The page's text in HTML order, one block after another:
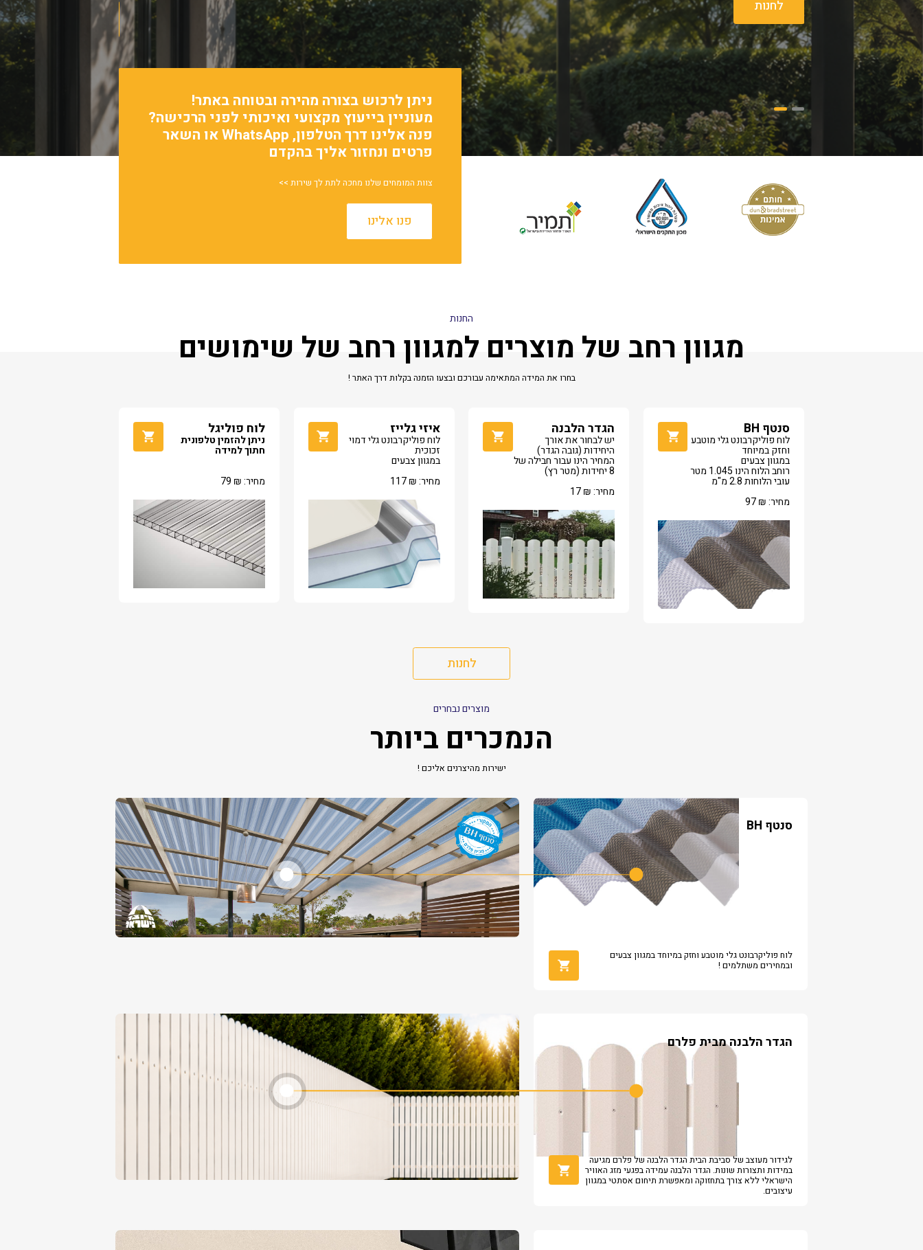
לחנות
לחנות
ניתן לרכוש בצורה מהירה ובטוחה באתר!
מעוניין בייעוץ מקצועי ואיכותי לפני הרכישה?
פנה אלינו דרך הטלפון, WhatsApp או השאר
פרטים ונחזור אליך בהקדם
צוות המומחים שלנו מחכה לתת לך שירות >>
פנו אלינו
החנות
מגוון רחב של מוצרים למגוון רחב של שימושים
בחרו את המידה המתאימה עבורכם ובצעו הזמנה בקלות דרך האתר !
סנטף BH
לוח פוליקרבונט גלי מוטבע
וחזק במיוחד
במגוון צבעים
רוחב הלוח הינו 1.045 מטר
עובי הלוחות 2.8 מ"מ
מחיר:
97₪
הגדר הלבנה
יש לבחור את אורך
היחידות (גובה הגדר)
המחיר הינו עבור חבילה של
8 יחידות (מטר רץ)
מחיר:
17₪
איזי גלייז
לוח פוליקרבונט גלי דמוי
זכוכית
במגוון צבעים
מחיר:
117₪
לוח פוליגל
ניתן להזמין טלפונית
חתוך למידה
מחיר: 79 ₪
לחנות
מוצרים נבחרים
הנמכרים ביותר
ישירות מהיצרנים אליכם !
סנטף BH
לוח פוליקרבונט גלי מוטבע וחזק במיוחד במגוון צבעים
ובמחירים משתלמים !
הגדר הלבנה מבית פלרם
לגידור מעוצב של סביבת הבית הגדר הלבנה של פלרם מגיעה
במידות ותצורות שונות. הגדר הלבנה עמידה בפגעי מזג האוויר
הישראלי ללא צורך בתחזוקה ומאפשרת תיחום אסתטי במגוון
עיצובים.